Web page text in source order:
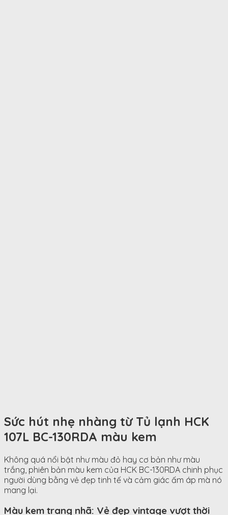
Sức hút nhẹ nhàng từ Tủ lạnh HCK
107L BC-130RDA màu kem
Không quá nổi bật như màu đỏ hay cơ bản như màu
trắng, phiên bản màu kem của HCK BC-130RDA chinh phục
người dùng bằng vẻ đẹp tinh tế và cảm giác ấm áp mà nó
mang lại.
Màu kem trang nhã: Vẻ đẹp vintage vượt thời